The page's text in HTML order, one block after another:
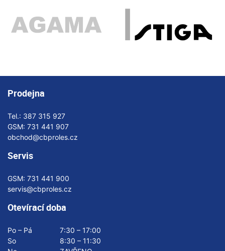
Prodejna
Tel.: 387 315 927
GSM: 731 441 907
obchod@cbproles.cz
Servis
GSM: 731 441 900
servis@cbproles.cz
Otevírací doba
Po – Pá
7:30 – 17:00
So
8:30 – 11:30